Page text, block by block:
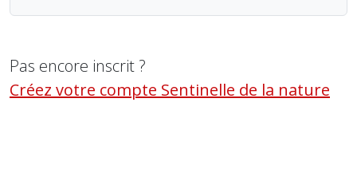
Pas encore inscrit ?
Créez votre compte Sentinelle de la nature